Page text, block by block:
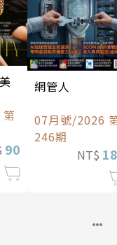
90
網管人
07月號/2026
246期
NT$